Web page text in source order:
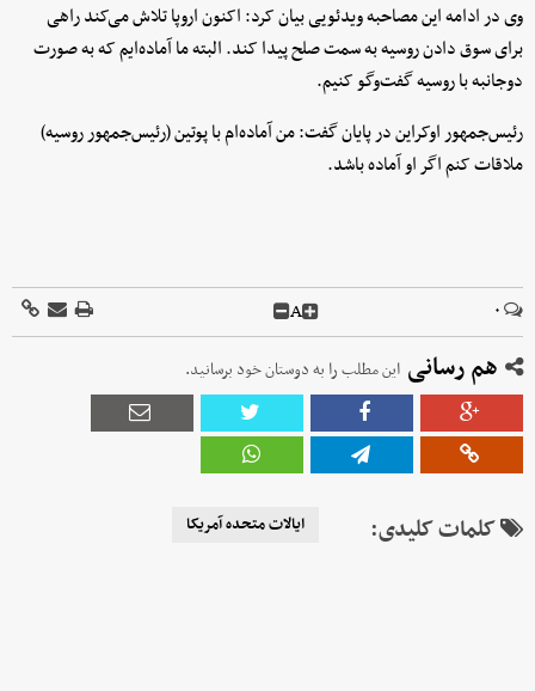
وی در ادامه این مصاحبه ویدئویی بیان کرد: اکنون اروپا تلاش می‌کند راهی
برای سوق دادن روسیه به سمت صلح پیدا کند. البته ما آماده‌ایم که به صورت
دوجانبه با روسیه گفت‌وگو کنیم.
رئیس‌جمهور اوکراین در پایان گفت: من آماده‌ام با پوتین (رئیس‌جمهور روسیه)
ملاقات کنم اگر او آماده باشد.
۰ A
هم رسانی این مطلب را به دوستان خود برسانید.
کلمات کلیدی: ایالات متحده آمریکا